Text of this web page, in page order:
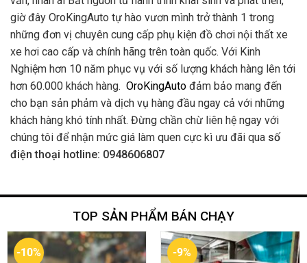
giờ đây OroKingAuto tự hào vươn mình trở thành 1 trong
những đơn vị chuyên cung cấp phụ kiện đồ chơi nội thất xe
xe hơi cao cấp và chính hãng trên toàn quốc. Với Kinh
Nghiệm hơn 10 năm phục vụ với số lượng khách hàng lên tới
hơn 60.000 khách hàng. OroKingAuto đảm bảo mang đến
cho bạn sản phảm và dịch vụ hàng đầu ngay cả với những
khách hàng khó tính nhất. Đừng chần chừ liên hệ ngay với
chúng tôi để nhận mức giá làm quen cực kì ưu đãi qua số
điện thoại hotline: 0948606807
TOP SẢN PHẨM BÁN CHẠY
-10% -9%